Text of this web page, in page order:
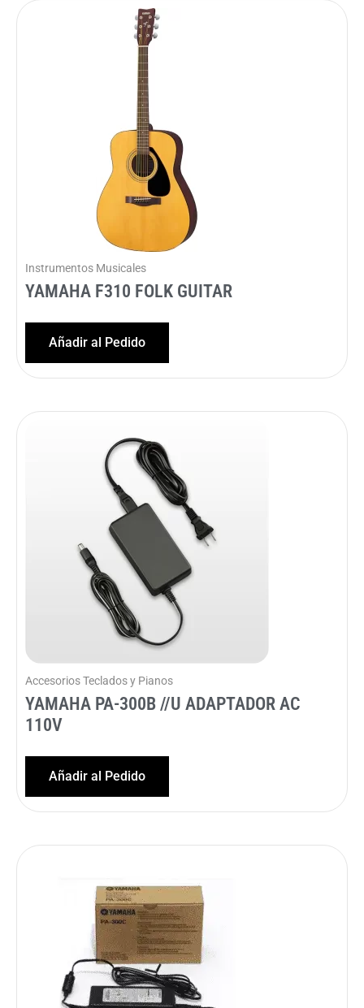
Instrumentos Musicales
YAMAHA F310 FOLK GUITAR
Añadir al Pedido
Accesorios Teclados y Pianos
YAMAHA PA-300B //U ADAPTADOR AC
110V
Añadir al Pedido